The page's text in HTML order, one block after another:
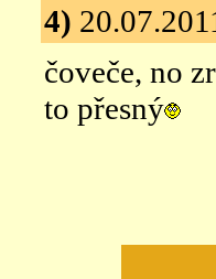
4)
čoveče, no
to přesný